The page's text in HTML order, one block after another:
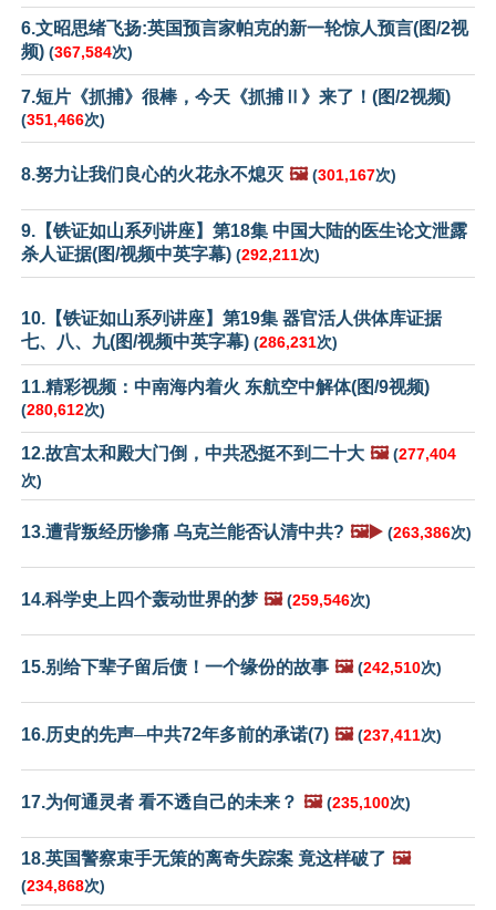
6.文昭思绪飞扬:英国预言家帕克的新一轮惊人预言(图/2视
频) (367,584次)
7.短片《抓捕》很棒，今天《抓捕Ⅱ》来了！(图/2视频)
(351,466次)
8.努力让我们良心的火花永不熄灭 🖼️ (301,167次)
9.【铁证如山系列讲座】第18集 中国大陆的医生论文泄露
杀人证据(图/视频中英字幕) (292,211次)
10.【铁证如山系列讲座】第19集 器官活人供体库证据
七、八、九(图/视频中英字幕) (286,231次)
11.精彩视频：中南海内着火 东航空中解体(图/9视频)
(280,612次)
12.故宫太和殿大门倒，中共恐挺不到二十大 🖼️ (277,404
次)
13.遭背叛经历惨痛 乌克兰能否认清中共? 🖼️▶️ (263,386次)
14.科学史上四个轰动世界的梦 🖼️ (259,546次)
15.别给下辈子留后债！一个缘份的故事 🖼️ (242,510次)
16.历史的先声─中共72年多前的承诺(7) 🖼️ (237,411次)
17.为何通灵者 看不透自己的未来？ 🖼️ (235,100次)
18.英国警察束手无策的离奇失踪案 竟这样破了 🖼️
(234,868次)